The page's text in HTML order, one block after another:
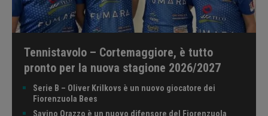
Tennistavolo – Cortemaggiore, è tutto
pronto per la nuova stagione 2026/2027
Serie B – Oliver Krilkovs è un nuovo giocatore dei
Fiorenzuola Bees
Savino Orazzo è un nuovo difensore del Fiorenzuola